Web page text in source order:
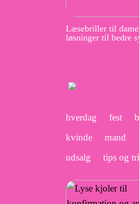
Læsebriller til
løsninger til bedre
hverdag fest
kvinde
mand
udsalg
tips og